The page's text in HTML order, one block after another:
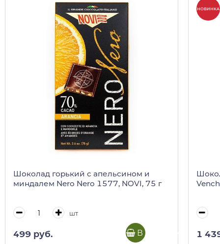
Шоколад горький с апельсином и
миндалем Nero Nero 1577, NOVI, 75 г
шт
499 руб. В корзину
НОВИНКА
1